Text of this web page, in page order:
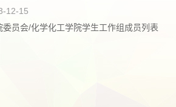
12-15
员会/化学化工学院学生工作组成员列表